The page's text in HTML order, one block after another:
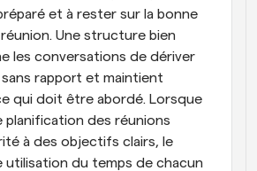
et à rester sur la bonne
Une structure bien
les conversations de dériver
rapport et maintient
qui doit être abordé. Lorsque
planification des réunions
à des objectifs clairs, le
utilisation du temps de chacun